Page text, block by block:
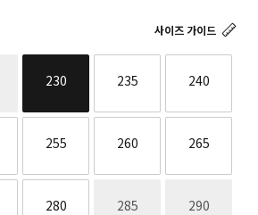
사이즈 가이드
고없음 230 235 240
255 260 265
280 285재고없음 290재고없음